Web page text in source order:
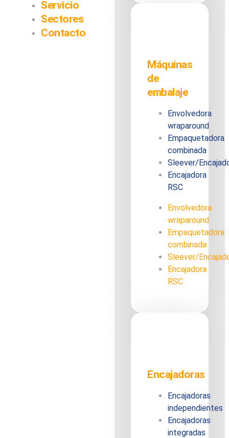
Servicio
Sectores
Contacto
Máquinas
de
embalaje
Envolvedora
wraparound
Empaquetadora
combinada
Sleever/
Encajadora
RSC
Envolvedora
wraparound
Empaquetadora
combinada
Sleever/
Encajadora
RSC
Encajadoras
Encajadoras
independientes
Encajadoras
integradas